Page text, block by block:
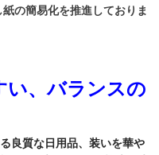
の簡易化を推進しておりま
い、バランスの
良質な日用品、装いを華や